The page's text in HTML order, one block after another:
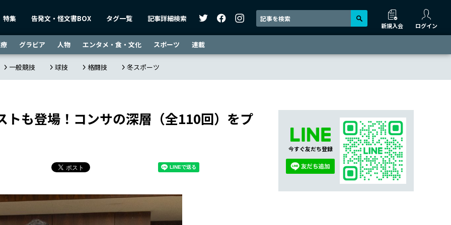
特集 告発文・怪文書BOX タグ一覧 記事詳細検索
新規入会 ログイン
グラビア 人物 エンタメ・食・文化 スポーツ 連載
一般競技 球技 格闘技 冬スポーツ
も登場！コンサの深層（全110回）をプ
今すぐ友だち登録